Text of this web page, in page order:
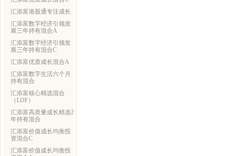
汇添富港股通专注成长
汇添富数字经济引领发
展三年持有混合A
汇添富数字经济引领发
展三年持有混合C
汇添富优质成长混合A
汇添富数字生活六个月
持有混合
汇添富核心精选混合
（LOF）
汇添富高质量成长精选2
年持有混合
汇添富价值成长均衡投
资混合C
汇添富价值成长均衡投